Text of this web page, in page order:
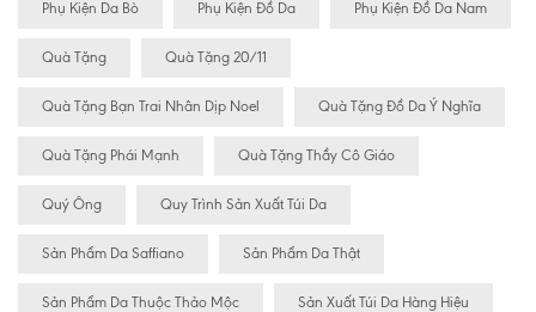
Phụ Kiện Da Bò Phụ Kiện Đồ Da Phụ Kiện Đồ Da Nam
Quà Tặng Quà Tặng 20/11
Quà Tặng Bạn Trai Nhân Dịp Noel Quà Tặng Đồ Da Ý Nghĩa
Quà Tặng Phái Mạnh Quà Tặng Thầy Cô Giáo
Quý Ông Quy Trình Sản Xuất Túi Da
Sản Phẩm Da Saffiano Sản Phẩm Da Thật
Sản Phẩm Da Thuộc Thảo Mộc Sản Xuất Túi Da Hàng Hiệu